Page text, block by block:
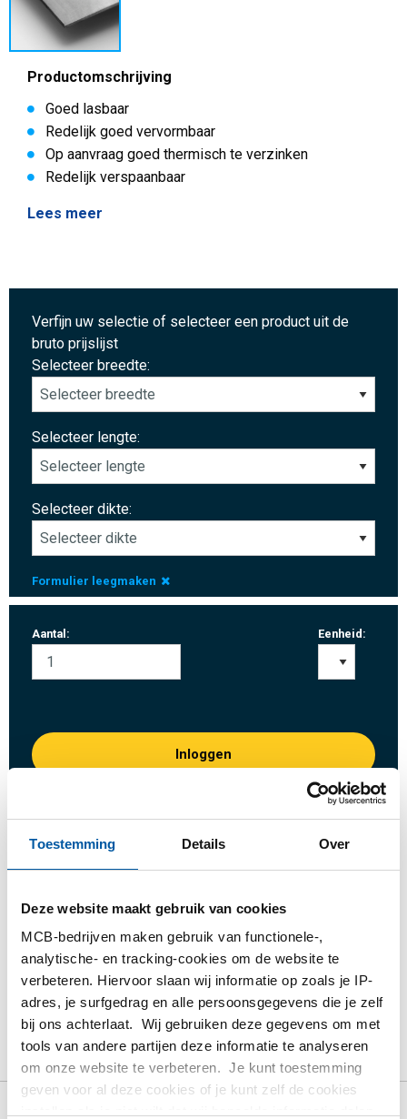
Toestemming Details Over
Deze website maakt gebruik van cookies
MCB-bedrijven maken gebruik van functionele-,
analytische- en tracking-cookies om de website te
verbeteren. Hiervoor slaan wij informatie op zoals je IP-
adres, je surfgedrag en alle persoonsgegevens die je zelf
bij ons achterlaat. Wij gebruiken deze gegevens om met
tools van andere partijen deze informatie te analyseren
om onze website te verbeteren. Je kunt toestemming
geven voor al deze cookies of je kunt zelf de cookies
Productomschrijving
Goed lasbaar
Redelijk goed vervormbaar
Op aanvraag goed thermisch te verzinken
Redelijk verspaanbaar
Lees meer
Verfijn uw selectie of selecteer een product uit de
bruto prijslijst
Selecteer breedte:
Selecteer lengte:
Selecteer dikte:
Formulier leegmaken
Aantal: Eenheid:
Inloggen
Volg uw order via Track&Trace
Product Product omschrijving Bruto prijslijst
Specificaties